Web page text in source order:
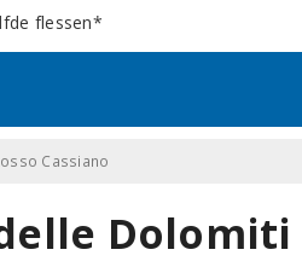
flessen*
Cassiano
Dolomiti